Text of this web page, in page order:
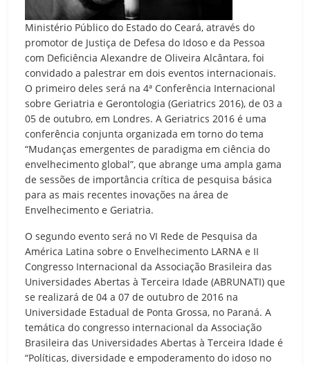
Ministério Público do Estado do Ceará, através do
promotor de Justiça de Defesa do Idoso e da Pessoa
com Deficiência Alexandre de Oliveira Alcântara, foi
convidado a palestrar em dois eventos internacionais.
O primeiro deles será na 4ª Conferência Internacional
sobre Geriatria e Gerontologia (Geriatrics 2016), de 03 a
05 de outubro, em Londres. A Geriatrics 2016 é uma
conferência conjunta organizada em torno do tema
“Mudanças emergentes de paradigma em ciência do
envelhecimento global”, que abrange uma ampla gama
de sessões de importância crítica de pesquisa básica
para as mais recentes inovações na área de
Envelhecimento e Geriatria.
O segundo evento será no VI Rede de Pesquisa da
América Latina sobre o Envelhecimento LARNA e II
Congresso Internacional da Associação Brasileira das
Universidades Abertas à Terceira Idade (ABRUNATI) que
se realizará de 04 a 07 de outubro de 2016 na
Universidade Estadual de Ponta Grossa, no Paraná. A
temática do congresso internacional da Associação
Brasileira das Universidades Abertas à Terceira Idade é
“Políticas, diversidade e empoderamento do idoso no